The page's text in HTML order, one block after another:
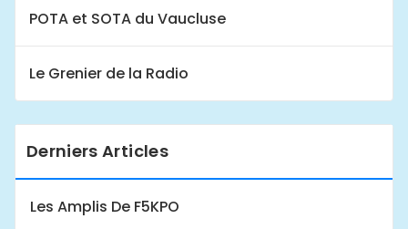
POTA et SOTA du Vaucluse
Le Grenier de la Radio
Derniers Articles
Les Amplis De F5KPO